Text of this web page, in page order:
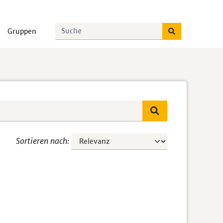
Gruppen
Sortieren nach